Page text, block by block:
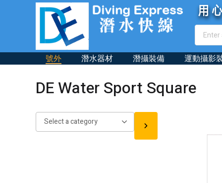
號外 潛水器材 潛攝裝備 運動攝影
DE Water Sport Square
Select